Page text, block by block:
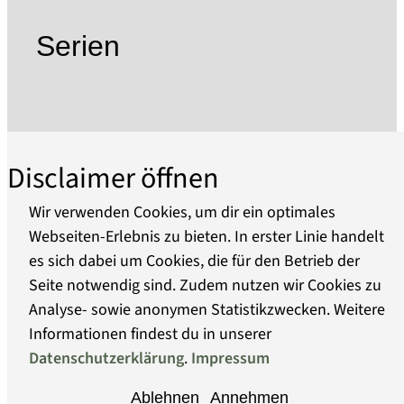
Sie sieht es als gesamtgesellschaftliche Aufgabe
Das erste und einzige Museum für Komische
Kunst in der Region Berlin-Brandenburg wurde
von 2011-2021 als "Cartoonmuseum
Brandenburg" in Luckau betrieben und musste
dann schließen, da der Mietvertrag vom
Landkreis nicht verlängert wurde.
Die Pflege und Dokumentation des großen
satirischen Erbes und der gezeichneten
humoristischen Gesellschaftskritik vergangener
Epochen insbesondere aus der Region Berlin-
Serien
Über uns
Barrierefreiheit
Datenschutz
Disclaimer öffnen
Wir verwenden Cookies, um dir ein optimales
Webseiten-Erlebnis zu bieten. In erster Linie handelt
es sich dabei um Cookies, die für den Betrieb der
Seite notwendig sind. Zudem nutzen wir Cookies zu
Analyse- sowie anonymen Statistikzwecken. Weitere
Informationen findest du in unserer
Datenschutzerklärung. Impressum
Ablehnen Annehmen